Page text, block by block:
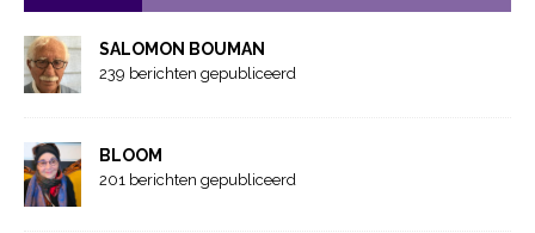
SALOMON BOUMAN
239 berichten gepubliceerd
BLOOM
201 berichten gepubliceerd